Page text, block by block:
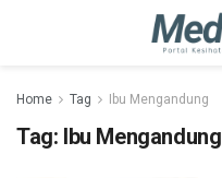
Home Tag Ibu Mengandung
Tag: Ibu Mengandung